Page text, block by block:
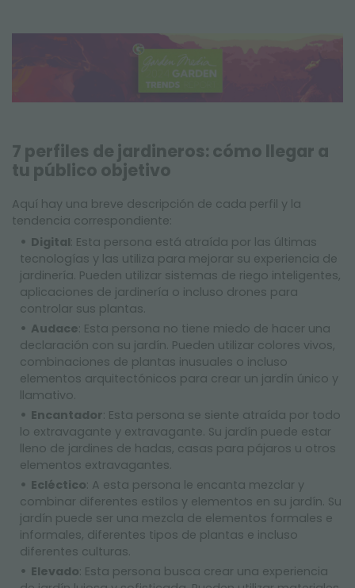
7 perfiles de jardineros: cómo llegar a
tu público objetivo
Aquí hay una breve descripción de cada perfil y la
tendencia correspondiente:
Digital: Esta persona está atraída por las últimas
tecnologías y las utiliza para mejorar su experiencia de
jardinería. Pueden utilizar sistemas de riego inteligentes,
aplicaciones de jardinería o incluso drones para
controlar sus plantas.
Audace: Esta persona no tiene miedo de hacer una
declaración con su jardín. Pueden utilizar colores vivos,
combinaciones de plantas inusuales o incluso
elementos arquitectónicos para crear un jardín único y
llamativo.
Encantador: Esta persona se siente atraída por todo
lo extravagante y extravagante. Su jardín puede estar
lleno de jardines de hadas, casas para pájaros u otros
elementos extravagantes.
Ecléctico: A esta persona le encanta mezclar y
combinar diferentes estilos y elementos en su jardín. Su
jardín puede ser una mezcla de elementos formales e
informales, diferentes tipos de plantas e incluso
diferentes culturas.
Elevado: Esta persona busca crear una experiencia